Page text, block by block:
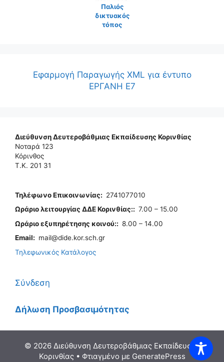
Παλιός
δικτυακός
τόπος
Εφαρμογή Παραγωγής XML για έντυπο
ΕΡΓΑΝΗ Ε7
Διεύθυνση Δευτεροβάθμιας Εκπαίδευσης Κορινθίας
Νοταρά 123
Κόρινθος
Τ.Κ. 201 31
Τηλέφωνo Επικοινωνίας: 2741077010
Ωράριο λειτουργίας ΔΔΕ Κορινθίας:: 7.00 – 15.00
Ωράριο εξυπηρέτησης κοινού:: 8.00 – 14.00
Email: mail@dide.kor.sch.gr
Τηλεφωνικός Κατάλογος
Σύνδεση
Δήλωση Προσβασιμότητας
© 2026 Διεύθυνση Δευτεροβάθμιας Εκπαίδευσης
Κορινθίας• Φτιαγμένο με GeneratePress